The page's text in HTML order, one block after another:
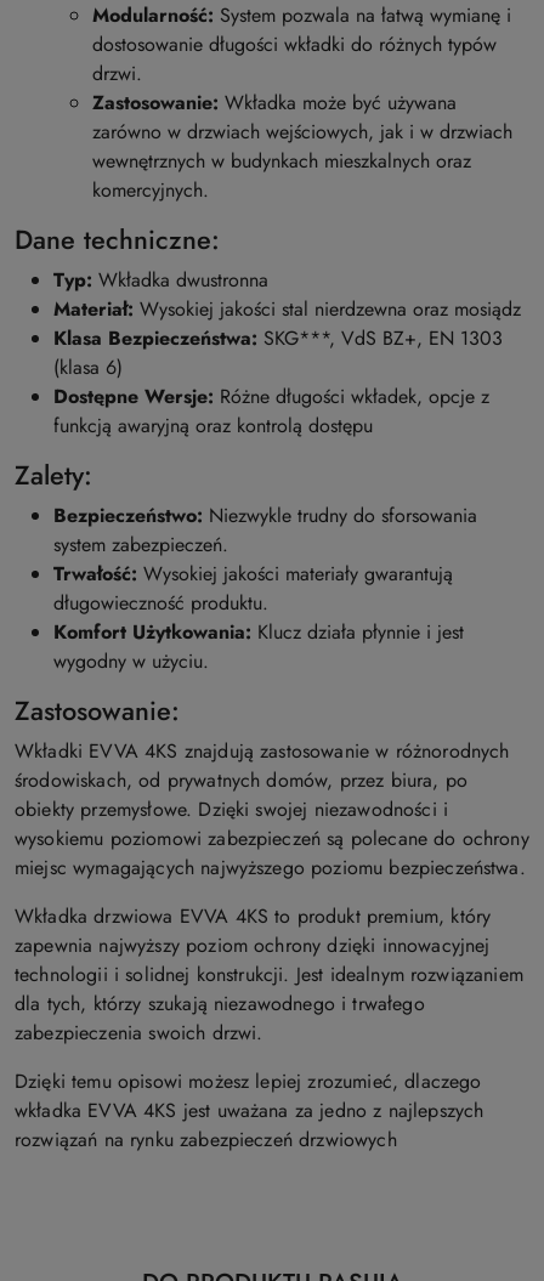
Modularność: System pozwala na łatwą wymianę i
dostosowanie długości wkładki do różnych typów
drzwi.
Zastosowanie: Wkładka może być używana
zarówno w drzwiach wejściowych, jak i w drzwiach
wewnętrznych w budynkach mieszkalnych oraz
komercyjnych.
Dane techniczne:
Typ: Wkładka dwustronna
Materiał: Wysokiej jakości stal nierdzewna oraz mosiądz
Klasa Bezpieczeństwa: SKG***, VdS BZ+, EN 1303
(klasa 6)
Dostępne Wersje: Różne długości wkładek, opcje z
funkcją awaryjną oraz kontrolą dostępu
Zalety:
Bezpieczeństwo: Niezwykle trudny do sforsowania
system zabezpieczeń.
Trwałość: Wysokiej jakości materiały gwarantują
długowieczność produktu.
Komfort Użytkowania: Klucz działa płynnie i jest
wygodny w użyciu.
Zastosowanie:
Wkładki EVVA 4KS znajdują zastosowanie w różnorodnych
środowiskach, od prywatnych domów, przez biura, po
obiekty przemysłowe. Dzięki swojej niezawodności i
wysokiemu poziomowi zabezpieczeń są polecane do ochrony
miejsc wymagających najwyższego poziomu bezpieczeństwa.
Wkładka drzwiowa EVVA 4KS to produkt premium, który
zapewnia najwyższy poziom ochrony dzięki innowacyjnej
technologii i solidnej konstrukcji. Jest idealnym rozwiązaniem
dla tych, którzy szukają niezawodnego i trwałego
zabezpieczenia swoich drzwi.
Dzięki temu opisowi możesz lepiej zrozumieć, dlaczego
wkładka EVVA 4KS jest uważana za jedno z najlepszych
rozwiązań na rynku zabezpieczeń drzwiowych